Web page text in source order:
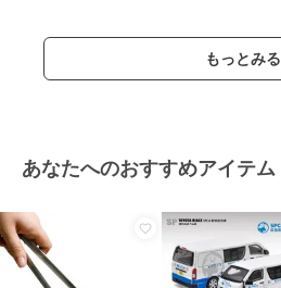
もっとみる
あなたへのおすすめアイテム